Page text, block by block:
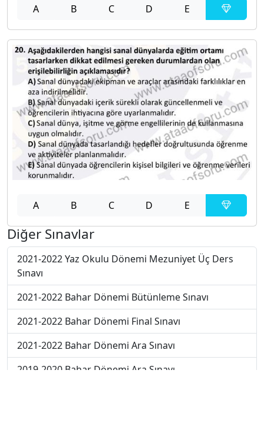
A B C D E
A B C D E
Diğer Sınavlar
2021-2022 Yaz Okulu Dönemi Mezuniyet Üç Ders
Sınavı
2021-2022 Bahar Dönemi Bütünleme Sınavı
2021-2022 Bahar Dönemi Final Sınavı
2021-2022 Bahar Dönemi Ara Sınavı
2019-2020 Bahar Dönemi Ara Sınavı